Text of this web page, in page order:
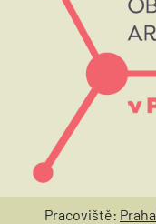
Pracoviště: Praha